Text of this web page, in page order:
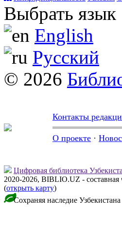
Выбрать язык
English
Русский
© 2026
Контакты
О проекте ·
Цифровая библиотека
2020-2026, BIBLIO.UZ -
(открыть карту)
Сохраняя наследие Узбекистана